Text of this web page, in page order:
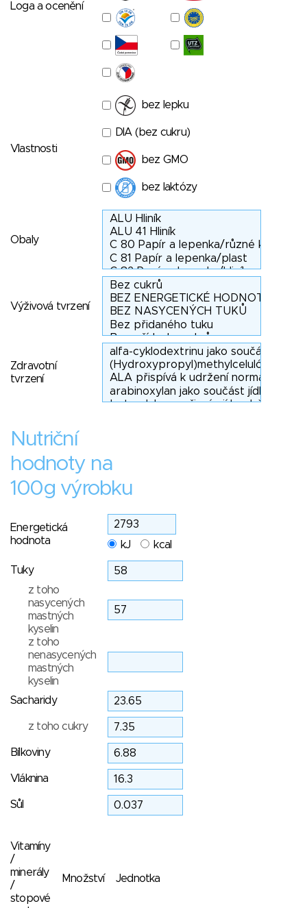
Loga a ocenění
Vlastnosti
bez lepku
DIA (bez cukru)
bez GMO
bez laktózy
Obaly
Výživová tvrzení
Zdravotní
tvrzení
Nutriční
hodnoty na
100g výrobku
Energetická
hodnota
kJ kcal
Tuky
z toho
nasycených
mastných
kyselin
z toho
nenasycených
mastných
kyselin
Sacharidy
z toho cukry
Bílkoviny
Vláknina
Sůl
Vitamíny
/
minerály
/
stopové
Množství Jednotka